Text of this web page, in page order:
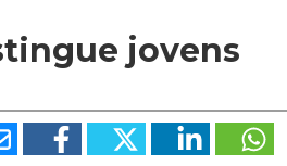
jovens